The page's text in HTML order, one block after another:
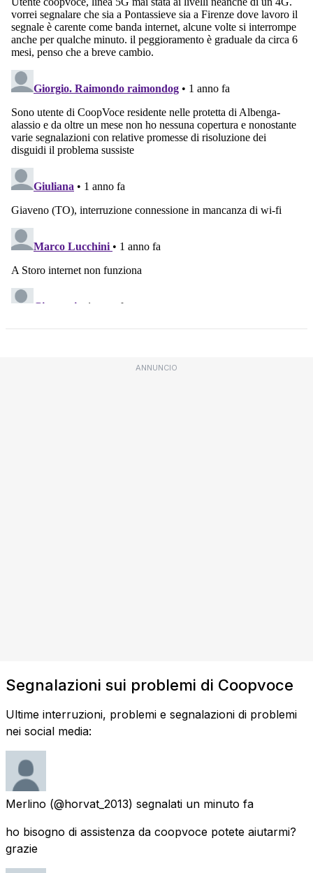
ANNUNCIO
Segnalazioni sui problemi di Coopvoce
Ultime interruzioni, problemi e segnalazioni di problemi
nei social media:
Merlino (@horvat_2013) segnalati un minuto fa
ho bisogno di assistenza da coopvoce potete aiutarmi?
grazie